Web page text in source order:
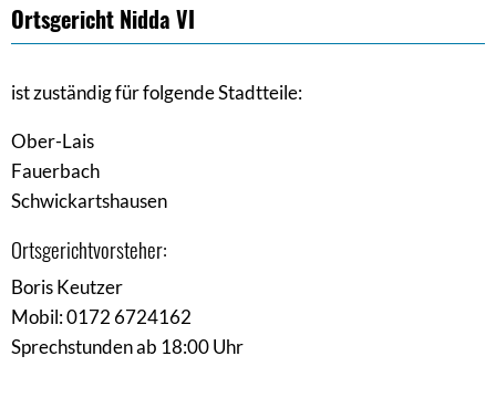
Ortsgericht Nidda VI
ist zuständig für folgende Stadtteile:
Ober-Lais
Fauerbach
Schwickartshausen
Ortsgerichtvorsteher:
Boris Keutzer
Mobil: 0172 6724162
Sprechstunden ab 18:00 Uhr